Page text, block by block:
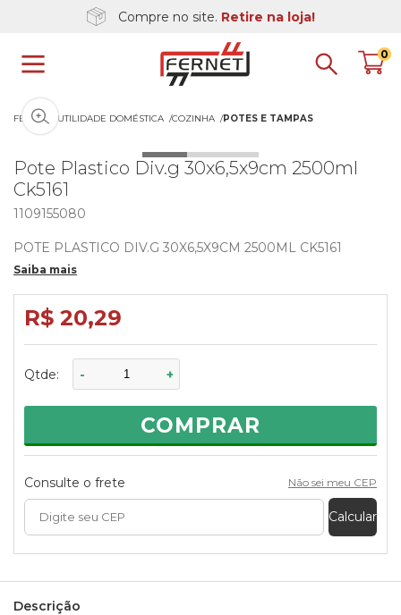
0
Compre no site. Retire na loja!
FERNET UTILIDADE DOMÉSTICA COZINHA POTES E TAMPAS
Clique na imagem para dar zoom
Pote Plastico Div.g 30x6,5x9cm 2500ml
Ck5161
1109155080
POTE PLASTICO DIV.G 30X6,5X9CM 2500ML CK5161
Saiba mais
R$ 20,29
Qtde: - +
COMPRAR
Consulte o frete Não sei meu CEP
Calcular
Descrição